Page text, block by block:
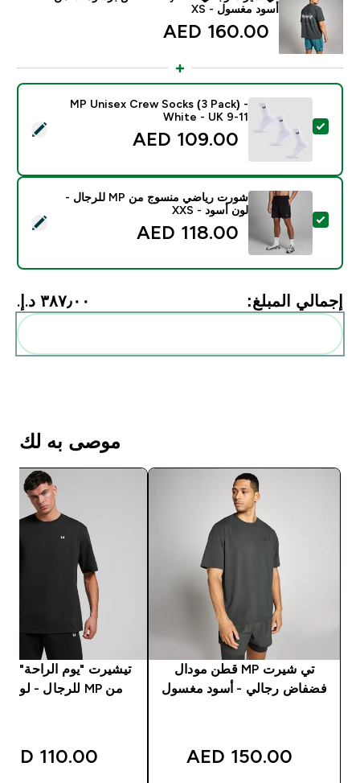
أسود مغسول - XS
160.00 AED‎
تحديد هذا المنتج - MP Unisex Crew Socks (3 Pack) - White - UK 9-11
MP Unisex Crew Socks (3 Pack) -
White - UK 9-11
109.00 AED‎
تحديد هذا المنتج - شورت رياضي منسوج من MP للرجال - لون أسود - XXS
شورت رياضي منسوج من MP للرجال -
لون أسود - XXS
118.00 AED‎
إجمالي المبلغ: ٣٨٧٫٠٠ د.إ.‏‎
موصى به لك
تي شيرت MP قطن مودال
فضفاض رجالي - أسود مغسول
150.00 AED‎
تيشيرت "يوم الراحة"
من MP للرجال - لون أسود
110.00 AED‎